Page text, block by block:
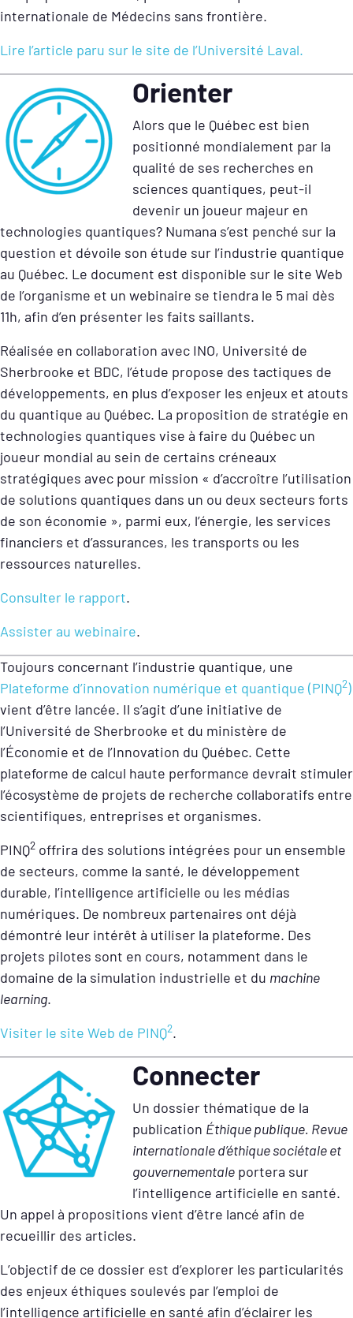
internationale de Médecins sans frontière.
Lire l’article paru sur le site de l’Université Laval.
Orienter
Alors que le Québec est bien
positionné mondialement par la
qualité de ses recherches en
sciences quantiques, peut-il
devenir un joueur majeur en
technologies quantiques? Numana s’est penché sur la
question et dévoile son étude sur l’industrie quantique
au Québec. Le document est disponible sur le site Web
de l’organisme et un webinaire se tiendra le 5 mai dès
11h, afin d’en présenter les faits saillants.
Réalisée en collaboration avec INO, Université de
Sherbrooke et BDC, l’étude propose des tactiques de
développements, en plus d’exposer les enjeux et atouts
du quantique au Québec. La proposition de stratégie en
technologies quantiques vise à faire du Québec un
joueur mondial au sein de certains créneaux
stratégiques avec pour mission « d’accroître l’utilisation
de solutions quantiques dans un ou deux secteurs forts
de son économie », parmi eux, l’énergie, les services
financiers et d’assurances, les transports ou les
ressources naturelles.
Consulter le rapport.
Assister au webinaire.
Toujours concernant l’industrie quantique, une
Plateforme d’innovation numérique et quantique (PINQ2)
vient d’être lancée. Il s’agit d’une initiative de
l’Université de Sherbrooke et du ministère de
l’Économie et de l’Innovation du Québec. Cette
plateforme de calcul haute performance devrait stimuler
l’écosystème de projets de recherche collaboratifs entre
scientifiques, entreprises et organismes.
PINQ2 offrira des solutions intégrées pour un ensemble
de secteurs, comme la santé, le développement
durable, l’intelligence artificielle ou les médias
numériques. De nombreux partenaires ont déjà
démontré leur intérêt à utiliser la plateforme. Des
projets pilotes sont en cours, notamment dans le
domaine de la simulation industrielle et du machine
learning.
Visiter le site Web de PINQ2.
Connecter
Un dossier thématique de la
publication Éthique publique. Revue
internationale d’éthique sociétale et
gouvernementale portera sur
l’intelligence artificielle en santé.
Un appel à propositions vient d’être lancé afin de
recueillir des articles.
L’objectif de ce dossier est d’explorer les particularités
des enjeux éthiques soulevés par l’emploi de
l’intelligence artificielle en santé afin d’éclairer les